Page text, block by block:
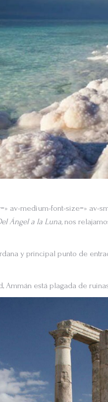
av-medium-font-size=» av-
Ángel a la Luna, nos
y principal punto de
Ammán está plagada de